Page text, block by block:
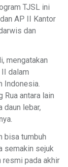
TJSL ini
AP II Kantor
dan
mengatakan
dalam
Indonesia.
Rua antara lain
daun lebar,
bisa tumbuh
semakin sejuk
resmi pada akhir